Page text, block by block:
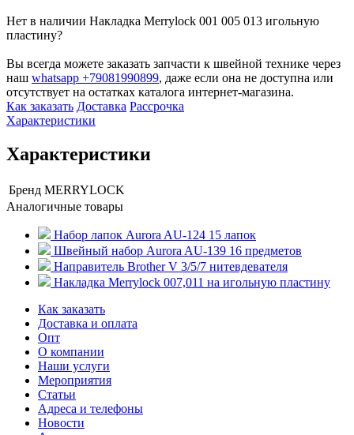
Нет в наличии Накладка Merrylock 001 005 013 игольную
пластину?
Вы всегда можете заказать запчасти к швейной технике через
наш whatsapp +79081990899, даже если она не доступна или
отсутствует на остатках каталога интернет-магазина.
Как заказать Доставка Рассрочка
Характеристики
Характеристики
Бренд MERRYLOCK
Аналогичные товары
Набор лапок Aurora AU-124 15 лапок
Швейный набор Aurora AU-139 16 предметов
Направитель Brother V 3/5/7 нитевдевателя
Накладка Merrylock 007,011 на игольную пластину
Как заказать
Доставка и оплата
Опт
О компании
Наши услуги
Мероприятия
Статьи
Адреса и телефоны
Новости